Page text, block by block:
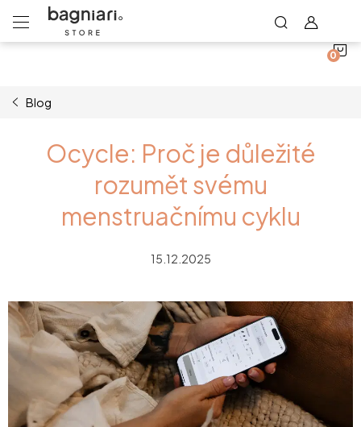
Blog
Ocycle: Proč je důležité
rozumět svému
menstruačnímu cyklu
15.12.2025